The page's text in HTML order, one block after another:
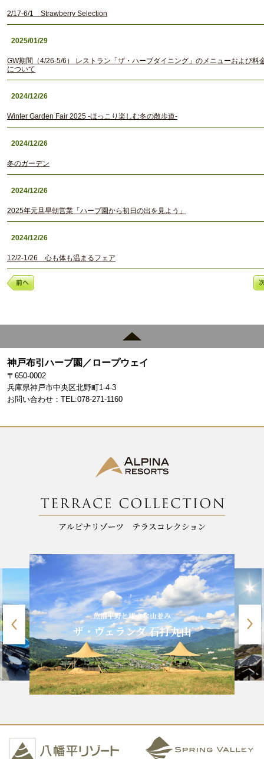
2/17-6/1 Strawberry Selection
2025/01/29
GW期間（4/26-5/6） レストラン「ザ・ハーブダイニング」のメニューおよび料
について
2024/12/26
Winter Garden Fair 2025 -ほっこり楽しむ冬の散歩道-
2024/12/26
冬のガーデン
2024/12/26
2025年元旦早朝営業「ハーブ園から初日の出を見よう」
2024/12/26
12/2-1/26 心も体も温まるフェア
神戸布引ハーブ園／ロープウェイ
〒650-0002
兵庫県神戸市中央区北野町1-4-3
お問い合わせ：TEL:078-271-1160
魚沼平野と雄大な山並み
ザ・ヴェランダ 石打丸山